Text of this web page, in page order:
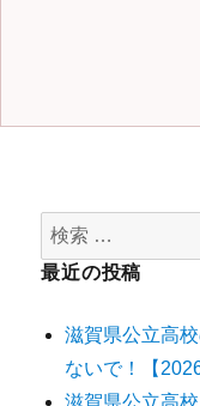
最近の投稿
滋賀県公立高
ないで！【